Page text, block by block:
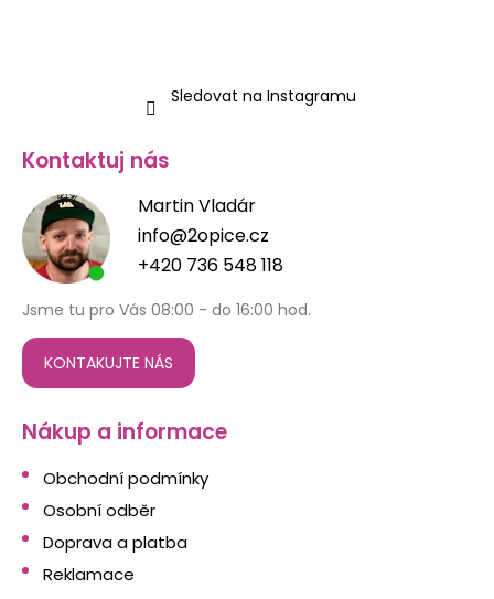
Sledovat na Instagramu
Kontaktuj nás
Martin Vladár
info@2opice.cz
+420 736 548 118
Jsme tu pro Vás 08:00 - do 16:00 hod.
KONTAKUJTE NÁS
Nákup a informace
Obchodní podmínky
Osobní odběr
Doprava a platba
Reklamace